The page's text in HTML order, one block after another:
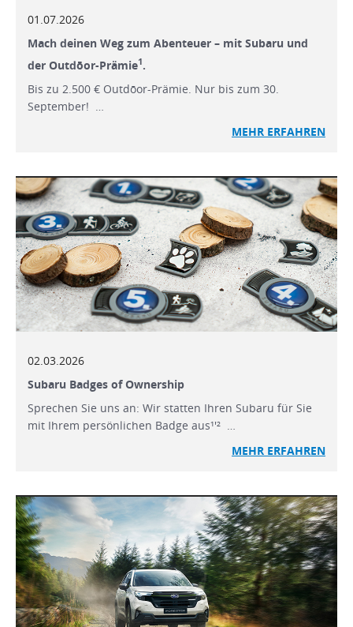
01.07.2026
Mach deinen Weg zum Abenteuer – mit Subaru und
der Outdōor-Prämie1.
Bis zu 2.500 € Outdōor-Prämie. Nur bis zum 30.
September! …
MEHR ERFAHREN
02.03.2026
Subaru Badges of Ownership
Sprechen Sie uns an: Wir statten Ihren Subaru für Sie
mit Ihrem persönlichen Badge aus¹'² …
MEHR ERFAHREN